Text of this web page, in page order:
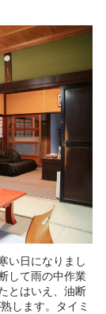
い日になりまし
して雨の中作業
とはいえ、油断
します。タイミ